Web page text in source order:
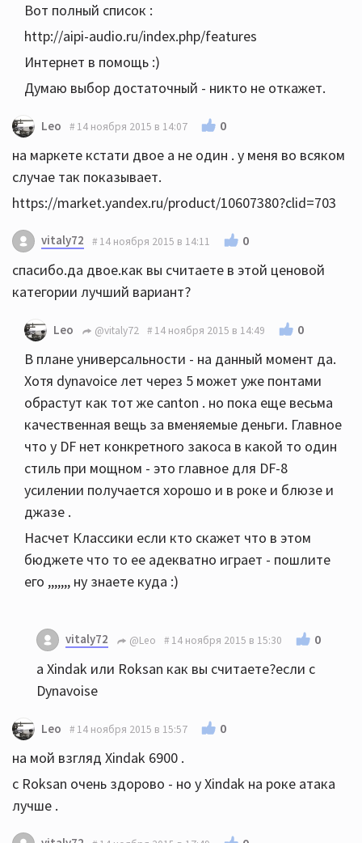
Вот полный список :
http://aipi-audio.ru/index.php/features
Интернет в помощь :)
Думаю выбор достаточный - никто не откажет.
Leo 14 ноября 2015 в 14:07 0
на маркете кстати двое а не один . у меня во всяком
случае так показывает.
https://market.yandex.ru/product/10607380?clid=703
vitaly72 14 ноября 2015 в 14:11 0
спасибо.да двое.как вы считаете в этой ценовой
категории лучший вариант?
Leo @vitaly72 14 ноября 2015 в 14:49 0
В плане универсальности - на данный момент да.
Хотя dynavoice лет через 5 может уже понтами
обрастут как тот же canton . но пока еще весьма
качественная вещь за вменяемые деньги. Главное
что у DF нет конкретного закоса в какой то один
стиль при мощном - это главное для DF-8
усилении получается хорошо и в роке и блюзе и
джазе .
Насчет Классики если кто скажет что в этом
бюджете что то ее адекватно играет - пошлите
его ,,,,,,, ну знаете куда :)
vitaly72 @Leo 14 ноября 2015 в 15:30 0
а Xindak или Roksan как вы считаете?если с
Dynavoise
Leo 14 ноября 2015 в 15:57 0
на мой взгляд Xindak 6900 .
c Roksan очень здорово - но у Xindak на роке атака
лучше .